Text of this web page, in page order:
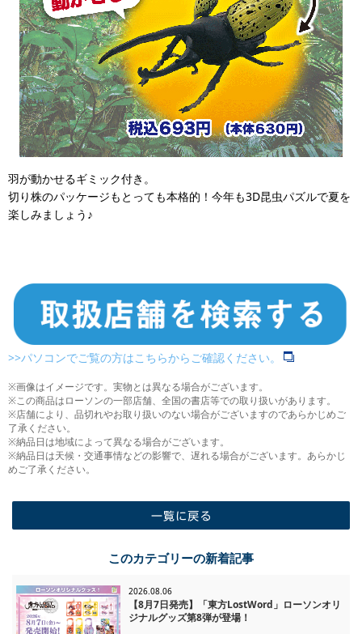
羽が動かせるギミック付き。
切り株のパッケージもとっても本格的！今年も3D昆虫パズルで夏を
楽しみましょう♪
>>パソコンでご覧の方はこちらからご確認ください。
※画像はイメージです。実物とは異なる場合がございます。
※この商品はローソンの一部店舗、全国の書店等での取り扱いがあります。
※店舗により、品切れやお取り扱いのない場合がございますのであらかじめご
了承ください。
※納品日は地域によって異なる場合がございます。
※納品日は天候・交通事情などの影響で、遅れる場合がございます。あらかじ
めご了承ください。
このカテゴリーの新着記事
2026.08.06
【8月7日発売】「東方LostWord」ローソンオリ
ジナルグッズ第8弾が登場！